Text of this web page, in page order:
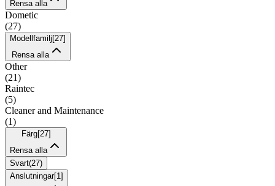
Rensa alla
Dometic
(27)
Modellfamilj [27]
Rensa alla
Other
(21)
Raintec
(5)
Cleaner and Maintenance
(1)
Färg[27]
Rensa alla
Svart(27)
Anslutningar[1 ]